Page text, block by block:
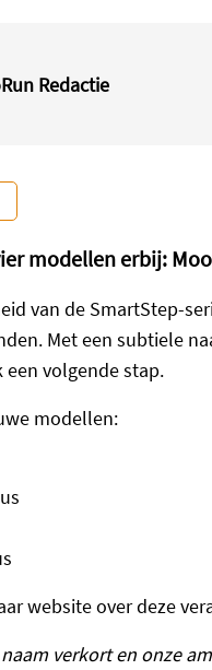
Redactie
modellen erbij:
van de SmartStep-
Met een subtiele
volgende stap.
modellen:
website over deze
naam verkort en onze